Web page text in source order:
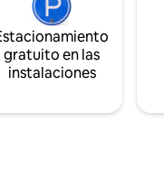
gratuito en las
instalaciones